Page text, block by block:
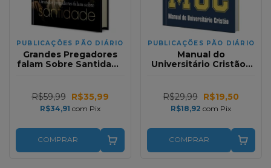
PUBLICAÇÕES PÃO DIÁRIO
Grandes Pregadores
falam Sobre Santidade
R$59,99 R$35,99
R$34,91 com Pix
COMPRAR
PUBLICAÇÕES PÃO DIÁRIO
Manual do
Universitário Cristão |
R$29,99 R$19,50
R$18,92com Pix
COMPRAR